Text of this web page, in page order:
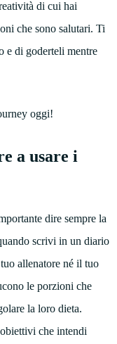
di cui hai
che sono salutari. Ti
e di goderteli mentre
oggi!
a usare i
dire sempre la
scrivi in un diario
allenatore né il tuo
le porzioni che
la loro dieta.
che intendi